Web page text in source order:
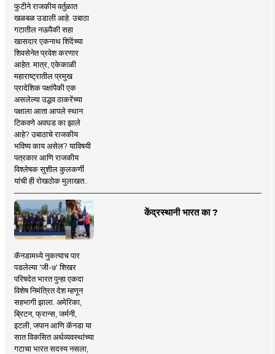
फुटीने राजकीय वर्तुळात
खळबळ उडाली आहे. उबाठा
गटातील नऊपैकी सहा
खासदार एकनाथ शिंदेंच्या
शिवसेनेत प्रवेश करणार
आहेत. मात्र, एकेकाळी
महाराष्ट्रातील प्रमुख
प्रादेशिक पक्षांपैकी एक
असलेल्या उद्धव ठाकरेंच्या
पक्षाला आता आपले स्थान
टिकवणे अवघड का झाले
आहे? उबाठाचे राजकीय
भविष्य काय असेल? याविषयी
पत्रकार आणि राजकीय
विश्लेषक सुशील कुलकर्णी
यांची ही रोखठोक मुलाखत..
केंद्रस्थानी भारत का ?
कॅनडामध्ये नुकत्याच पार
पडलेल्या 'जी-७' शिखर
परिषदेत भारत पुन्हा एकदा
विशेष निमंत्रित देश म्हणून
सहभागी झाला. अमेरिका,
ब्रिटन, फ्रान्स, जर्मनी,
इटली, जपान आणि कॅनडा या
सात विकसित अर्थव्यवस्थांच्या
गटाचा भारत सदस्य नसला,